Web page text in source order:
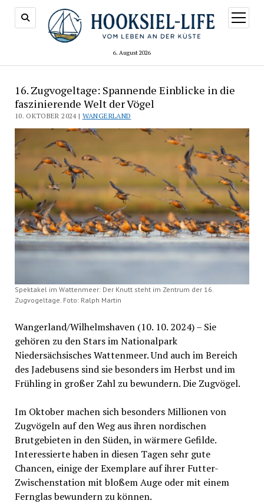
6. August 2026
Menü
öffnen
16. Zugvogeltage: Spannende Einblicke in die
faszinierende Welt der Vögel
10. OKTOBER 2024 | WANGERLAND
Spektakel im Wattenmeer: Der Knutt steht im Zentrum der 16.
Zugvogeltage. Foto: Ralph Martin
Wangerland/Wilhelmshaven (10. 10. 2024) – Sie
gehören zu den Stars im Nationalpark
Niedersächsisches Wattenmeer. Und auch im Bereich
des Jadebusens sind sie besonders im Herbst und im
Frühling in großer Zahl zu bewundern. Die Zugvögel.
Im Oktober machen sich besonders Millionen von
Zugvögeln auf den Weg aus ihren nordischen
Brutgebieten in den Süden, in wärmere Gefilde.
Interessierte haben in diesen Tagen sehr gute
Chancen, einige der Exemplare auf ihrer Futter-
Zwischenstation mit bloßem Auge oder mit einem
Fernglas bewundern zu können.